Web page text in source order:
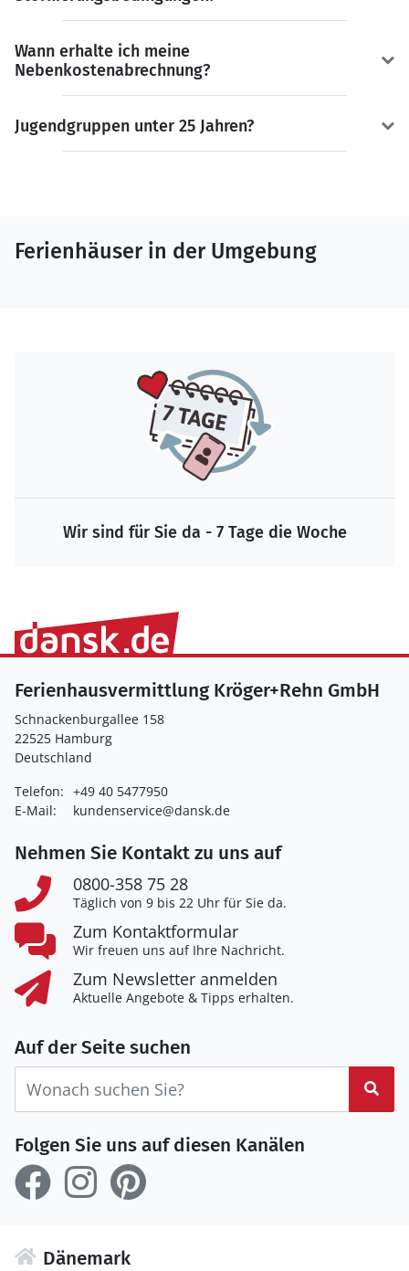
Wann erhalte ich meine
Nebenkostenabrechnung?
Jugendgruppen unter 25 Jahren?
Ferienhäuser in der Umgebung
Wir sind für Sie da - 7 Tage die Woche
Ferienhausvermittlung Kröger+Rehn GmbH
Schnackenburgallee 158
22525 Hamburg
Deutschland
Telefon: +49 40 5477950
E-Mail:
kundenservice@dansk.de
Nehmen Sie Kontakt zu uns auf
0800-358 75 28
Täglich von 9 bis 22 Uhr für Sie da.
Zum Kontaktformular
Wir freuen uns auf Ihre Nachricht.
Zum Newsletter anmelden
Aktuelle Angebote & Tipps erhalten.
Auf der Seite suchen
Folgen Sie uns auf diesen Kanälen
Dänemark